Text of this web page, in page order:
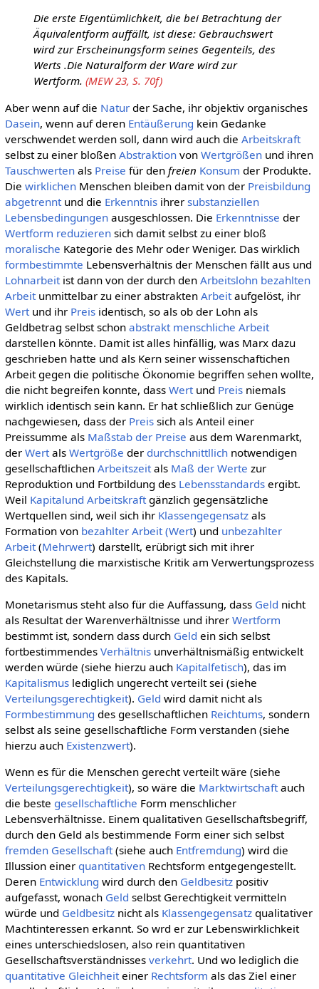
Die erste Eigentümlichkeit, die bei Betrachtung der
Äquivalentform auffällt, ist diese: Gebrauchswert
wird zur Erscheinungsform seines Gegenteils, des
Werts .Die Naturalform der Ware wird zur
Wertform. (MEW 23, S. 70f)
Aber wenn auf die Naturder Sache, ihr objektiv organisches
Dasein, wenn auf deren Entäußerung kein Gedanke
verschwendet werden soll, dann wird auch die Arbeitskraft
selbst zu einer bloßen Abstraktionvon Wertgrößenund ihren
Tauschwertenals Preise für den freien Konsum der Produkte.
Die wirklichenMenschen bleiben damit von der Preisbildung
abgetrenntund die Erkenntnisihrer substanziellen
Lebensbedingungenausgeschlossen. Die Erkenntnisse der
Wertform reduzierensich damit selbst zu einer bloß
moralische Kategorie des Mehr oder Weniger. Das wirklich
formbestimmte Lebensverhältnis der Menschen fällt aus und
Lohnarbeitist dann von der durch den Arbeitslohn bezahlten
Arbeitunmittelbar zu einer abstrakten Arbeitaufgelöst, ihr
Wertund ihr Preisidentisch, so als ob der Lohn als
Geldbetrag selbst schon abstrakt menschliche Arbeit
darstellen könnte. Damit ist alles hinfällig, was Marx dazu
geschrieben hatte und als Kern seiner wissenschaftichen
Arbeit gegen die politische Ökonomie begriffen sehen wollte,
die nicht begreifen konnte, dass Wertund Preisniemals
wirklich identisch sein kann. Er hat schließlich zur Genüge
nachgewiesen, dass der Preissich als Anteil einer
Preissumme als Maßstab der Preise aus dem Warenmarkt,
der Wertals Wertgröße der durchschnittllichnotwendigen
gesellschaftlichen Arbeitszeitals Maß der Werte zur
Reproduktion und Fortbildung des Lebensstandardsergibt.
Weil Kapitalund Arbeitskraftgänzlich gegensätzliche
Wertquellen sind, weil sich ihr Klassengegensatzals
Formation von bezahlter Arbeit (Wert) und unbezahlter
Arbeit(Mehrwert) darstellt, erübrigt sich mit ihrer
Gleichstellung die marxistische Kritik am Verwertungsprozess
des Kapitals.
Monetarismus steht also für die Auffassung, dass Geld nicht
als Resultat der Warenverhältnisse und ihrer Wertform
bestimmt ist, sondern dass durch Geld ein sich selbst
fortbestimmendes Verhältnisunverhältnismäßig entwickelt
werden würde (siehe hierzu auch Kapitalfetisch), das im
Kapitalismuslediglich ungerecht verteilt sei (siehe
Verteilungsgerechtigkeit). Geld wird damit nicht als
Formbestimmung des gesellschaftlichen Reichtums, sondern
selbst als seine gesellschaftliche Form verstanden (siehe
hierzu auch Existenzwert).
Wenn es für die Menschen gerecht verteilt wäre (siehe
Verteilungsgerechtigkeit), so wäre die Marktwirtschaftauch
die beste gesellschaftliche Form menschlicher
Lebensverhältnisse. Einem qualitativen Gesellschaftsbegriff,
durch den Geld als bestimmende Form einer sich selbst
fremden Gesellschaft(siehe auch Entfremdung) wird die
Illussion einer quantitativenRechtsform entgegengestellt.
Deren Entwicklung wird durch den Geldbesitzpositiv
aufgefasst, wonach Geld selbst Gerechtigkeit vermitteln
würde und Geldbesitznicht als Klassengegensatzqualitativer
Machtinteressen erkannt. So wrd er zur Lebenswirklichkeit
eines unterschiedslosen, also rein quantitativen
Gesellschaftsverständnisses verkehrt. Und wo lediglich die
quantitative Gleichheiteiner Rechtsform als das Ziel einer